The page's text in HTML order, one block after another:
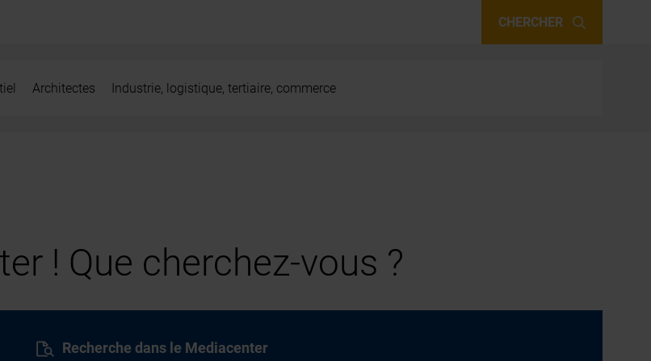
CHERCHER
Architectes Industrie, logistique, tertiaire, commerce
! Que cherchez-vous ?
Recherche dans le Mediacenter